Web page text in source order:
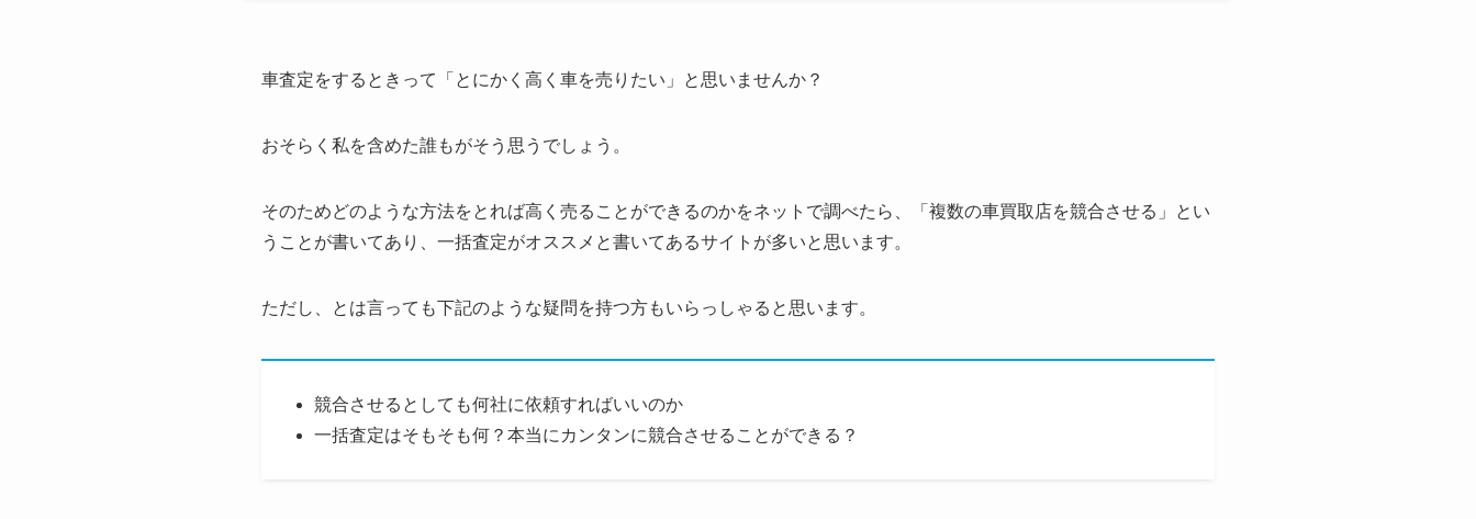
車査定をするときって「とにかく高く車を売りたい」と思いませんか？
おそらく私を含めた誰もがそう思うでしょう。
そのためどのような方法をとれば高く売ることができるのかをネットで調べたら、「複数の車買取店を競合させる」とい
うことが書いてあり、一括査定がオススメと書いてあるサイトが多いと思います。
ただし、とは言っても下記のような疑問を持つ方もいらっしゃると思います。
競合させるとしても何社に依頼すればいいのか
一括査定はそもそも何？本当にカンタンに競合させることができる？